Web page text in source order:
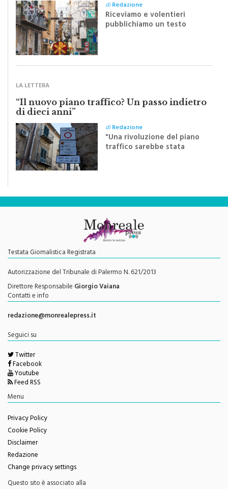
silenziosa di una comunità
diRedazione
Riceviamo e volentieri
Sapienza all'indomani della
LA LETTERA
“Il nuovo piano traffico? Un passo indietro
di dieci anni”
diRedazione
"Una rivoluzione del piano
Testata Giornalistica Registrata
Autorizzazione del Tribunale di Palermo N. 621/2013
Direttore ResponsabileGiorgio Vaiana
Contatti e info
redazione@monrealepress.it
Seguici su
Twitter
Facebook
Youtube
Feed RSS
Privacy Policy
Cookie Policy
Disclaimer
Redazione
Change privacy settings